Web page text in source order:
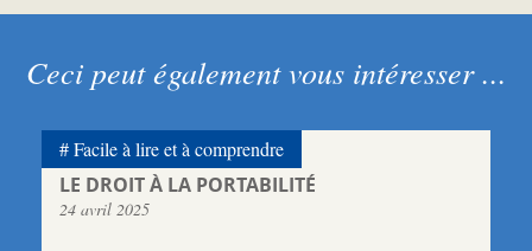
Ceci peut également vous intéresser ...
LE DROIT À LA PORTABILITÉ
24 avril 2025
Facile à lire et à comprendre